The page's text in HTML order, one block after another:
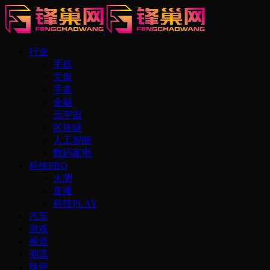
行业
手机
文娱
手表
金融
元宇宙
区块链
人工智能
数码家电
科技PRO
火测
直播
科技PLAY
汽车
游戏
视觉
潮流
辣评